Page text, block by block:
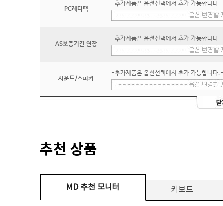
PC레디팩
-추가제품은 옵션선택에서 추가 가능합니다.-
AS보증기간 연장
-추가제품은 옵션선택에서 추가 가능합니다.-
사운드/스피커
-추가제품은 옵션선택에서 추가 가능합니다.-
추천 상품
MD 추천 모니터 키보드